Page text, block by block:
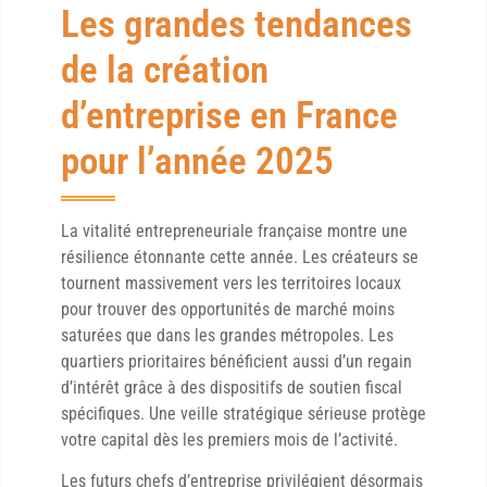
Les grandes tendances
de la création
d’entreprise en France
pour l’année 2025
La vitalité entrepreneuriale française montre une
résilience étonnante cette année. Les créateurs se
tournent massivement vers les territoires locaux
pour trouver des opportunités de marché moins
saturées que dans les grandes métropoles. Les
quartiers prioritaires bénéficient aussi d’un regain
d’intérêt grâce à des dispositifs de soutien fiscal
spécifiques. Une veille stratégique sérieuse protège
votre capital dès les premiers mois de l’activité.
Les futurs chefs d’entreprise privilégient désormais